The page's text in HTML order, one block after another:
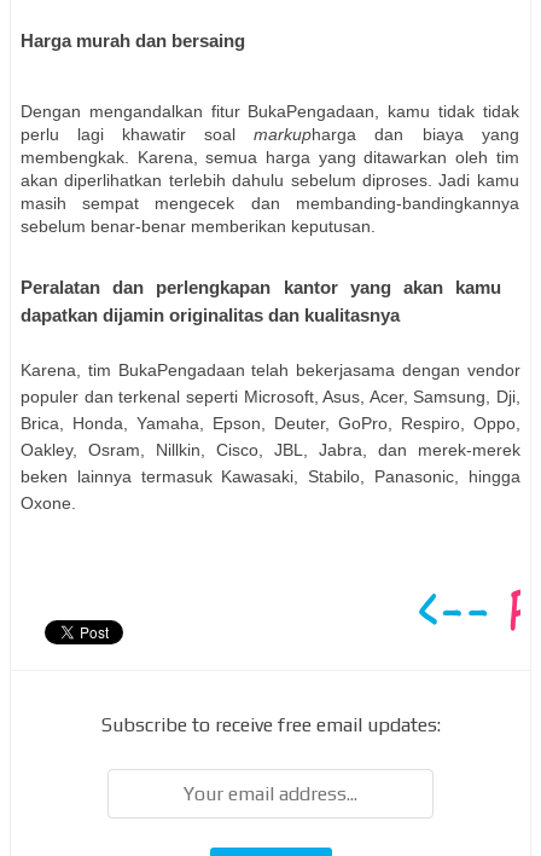
Harga murah dan bersaing
Dengan mengandalkan fitur BukaPengadaan, kamu tidak tidak
perlu lagi khawatir soalmarkupharga dan biaya yang
membengkak. Karena, semua harga yang ditawarkan oleh tim
akan diperlihatkan terlebih dahulu sebelum diproses. Jadi kamu
masih sempat mengecek dan membanding-bandingkannya
sebelum benar-benar memberikan keputusan.
Peralatan dan perlengkapan kantor yang akan kamu
dapatkan dijamin originalitas dan kualitasnya
Karena, tim BukaPengadaan telah bekerjasama dengan vendor
populer dan terkenal seperti Microsoft, Asus, Acer, Samsung, Dji,
Brica, Honda, Yamaha, Epson, Deuter, GoPro, Respiro, Oppo,
Oakley, Osram, Nillkin, Cisco, JBL, Jabra, dan merek-merek
beken lainnya termasuk Kawasaki, Stabilo, Panasonic, hingga
Oxone.
Subscribe to receive free email updates: